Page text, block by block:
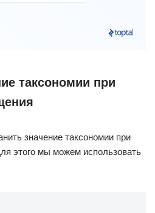
таксономии при
значение таксономии при
этого мы можем использовать